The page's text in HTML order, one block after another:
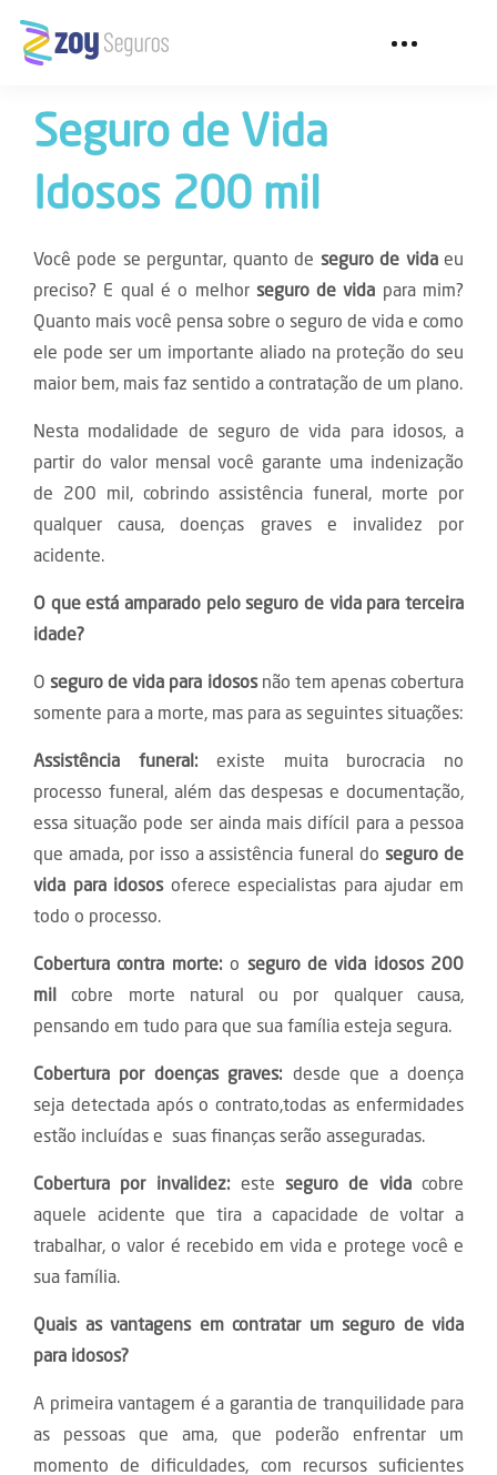
Seguro de Vida
Idosos 200 mil
Você pode se perguntar, quanto de seguro de vidaeu
preciso? E qual é o melhor seguro de vida para mim?
Quanto mais você pensa sobre o seguro de vida e como
ele pode ser um importante aliado na proteção do seu
maior bem, mais faz sentido a contratação de um plano.
Nesta modalidade de seguro de vida para idosos, a
partir do valor mensal você garante uma indenização
de 200 mil, cobrindo assistência funeral, morte por
qualquer causa, doenças graves e invalidez por
acidente.
O que está amparado pelo seguro de vida para terceira
idade?
O seguro de vida para idososnão tem apenas cobertura
somente para a morte, mas para as seguintes situações:
Assistência funeral:existe muita burocracia no
processo funeral, além das despesas e documentação,
essa situação pode ser ainda mais difícil para a pessoa
que amada, por isso a assistência funeral do seguro de
vida para idososoferece especialistas para ajudar em
todo o processo.
Cobertura contra morte: o seguro de vida idosos 200
mil
cobre morte natural ou por qualquer causa,
pensando em tudo para que sua família esteja segura.
Cobertura por doenças graves: desde que a doença
seja detectada após o contrato,todas as enfermidades
estão incluídas e suas finanças serão asseguradas.
Cobertura por invalidez: este seguro de vidacobre
aquele acidente que tira a capacidade de voltar a
trabalhar, o valor é recebido em vida e protege você e
sua família.
Quais as vantagens em contratar um seguro de vida
para idosos?
A primeira vantagem é a garantia de tranquilidade para
as pessoas que ama, que poderão enfrentar um
momento de dificuldades, com recursos suficientes